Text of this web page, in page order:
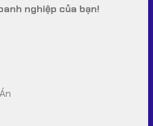
nghiệp của bạn!